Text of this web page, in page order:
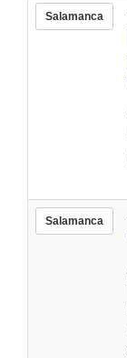
Salamanca
Salamanca